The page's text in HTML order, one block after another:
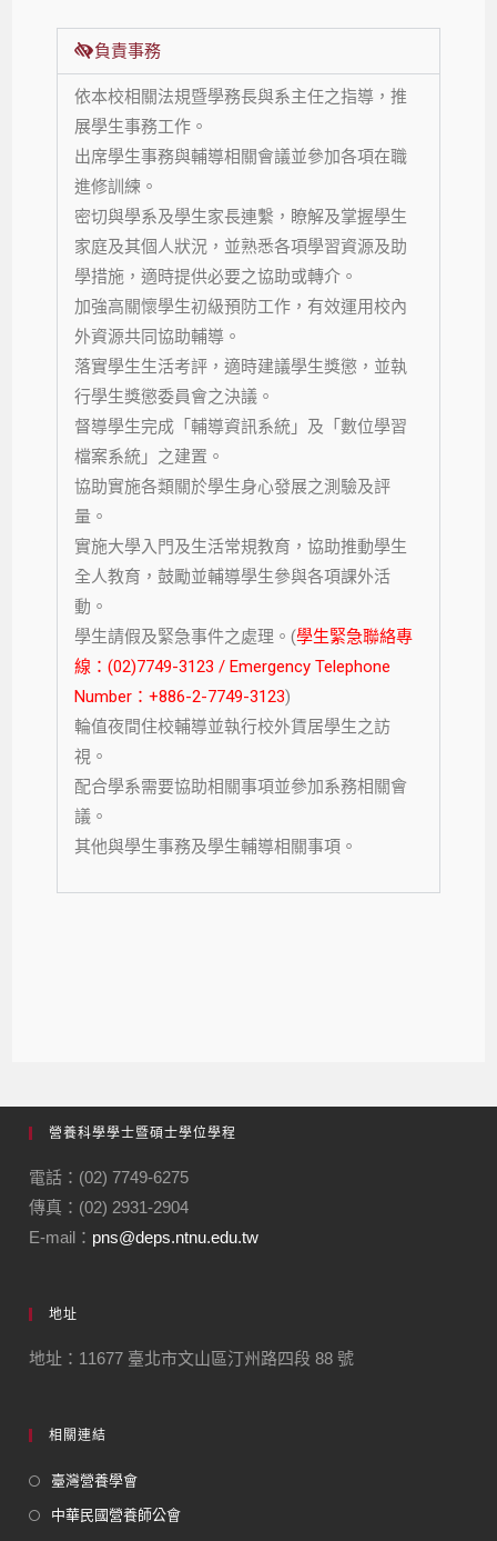
負責事務
依本校相關法規暨學務長與系主任之指導，推
展學生事務工作。
出席學生事務與輔導相關會議並參加各項在職
進修訓練。
密切與學系及學生家長連繫，瞭解及掌握學生
家庭及其個人狀況，並熟悉各項學習資源及助
學措施，適時提供必要之協助或轉介。
加強高關懷學生初級預防工作，有效運用校內
外資源共同協助輔導。
落實學生生活考評，適時建議學生獎懲，並執
行學生獎懲委員會之決議。
督導學生完成「輔導資訊系統」及「數位學習
檔案系統」之建置。
協助實施各類關於學生身心發展之測驗及評
量。
實施大學入門及生活常規教育，協助推動學生
全人教育，鼓勵並輔導學生參與各項課外活
動。
學生請假及緊急事件之處理。(學生緊急聯絡專
線：(02)7749-3123 / Emergency Telephone
Number：+886-2-7749-3123)
輪值夜間住校輔導並執行校外賃居學生之訪
視。
配合學系需要協助相關事項並參加系務相關會
議。
其他與學生事務及學生輔導相關事項。
營養科學學士暨碩士學位學程
電話：(02) 7749-6275
傳真：(02) 2931-2904
E-mail： pns@deps.ntnu.edu.tw
地址
地址：11677 臺北市文山區汀州路四段 88 號
相關連結
臺灣營養學會
中華民國營養師公會